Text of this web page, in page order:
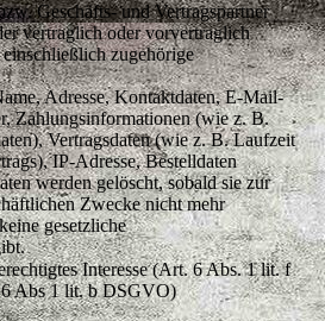
Geschäfts- und Vertragspartner
vertraglich oder vorvertraglich
zugehörige
Adresse, Kontaktdaten, E-Mail-
Zahlungsinformationen (wie z. B.
Vertragsdaten (wie z. B. Laufzeit
IP-Adresse, Bestelldaten
werden gelöscht, sobald sie zur
Zwecke nicht mehr
gesetzliche
Interesse (Art. 6 Abs. 1 lit. f
Abs 1 lit. b DSGVO)